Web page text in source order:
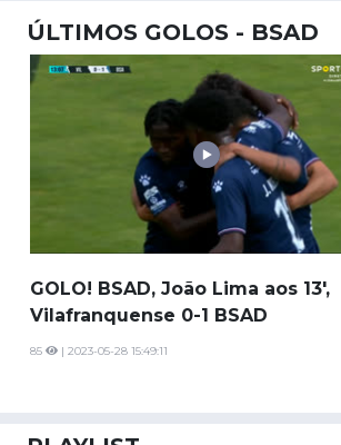
ÚLTIMOS GOLOS - BSAD
GOLO! BSAD, João Lima aos 13',
Vilafranquense 0-1 BSAD
85 | 2023-05-28 15:49:11